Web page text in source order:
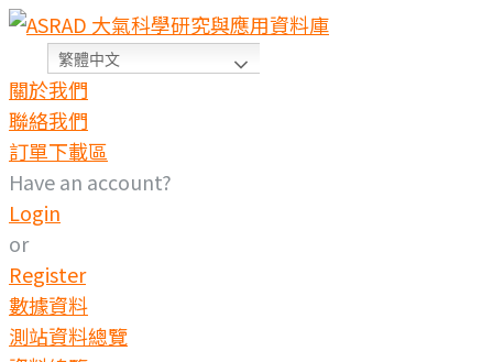
Skip
content
繁體中文
關於我們
聯絡我們
訂單下載區
Have an account?
Login
or
Register
數據資料
測站資料總覽